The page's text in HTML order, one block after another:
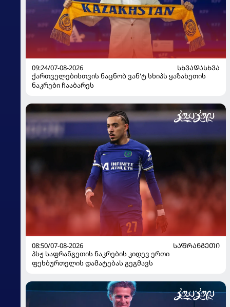
09:24/07-08-2026
ᲡᲮᲕᲐᲓᲐᲡᲮᲕᲐ
ქართველებისთვის ნაცნობ ვან'ტ სხიპს ყაზახეთის
ნაკრები ჩააბარეს
08:50/07-08-2026
ᲡᲐᲤᲠᲐᲜᲒᲔᲗᲘ
პსჟ საფრანგეთის ნაკრების კიდევ ერთი
ფეხბურთელის დამატებას გეგმავს